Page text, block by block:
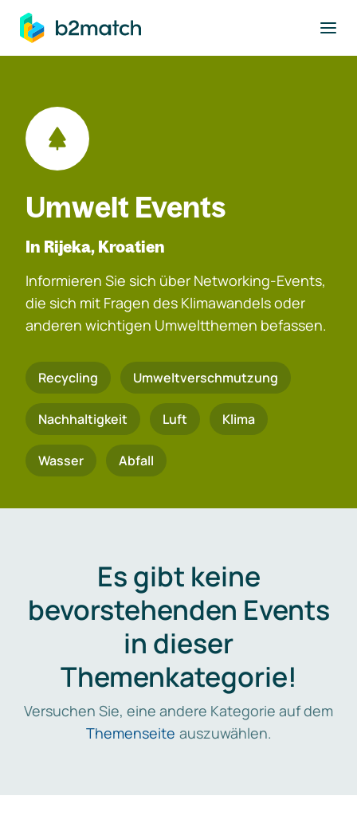
springen
Umwelt Events
In Rijeka, Kroatien
Informieren Sie sich über Networking-Events,
die sich mit Fragen des Klimawandels oder
anderen wichtigen Umweltthemen befassen.
Recycling Umweltverschmutzung
Nachhaltigkeit Luft Klima
Wasser Abfall
Es gibt keine
bevorstehenden Events
in dieser
Themenkategorie!
Versuchen Sie, eine andere Kategorie auf dem
Themenseite auszuwählen.